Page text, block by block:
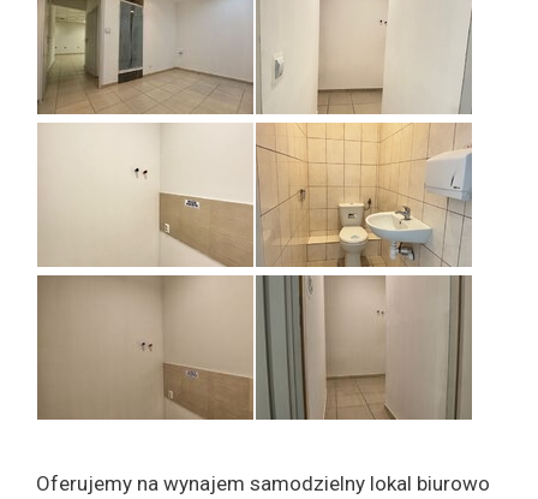
Oferujemy na wynajem samodzielny lokal biurowo